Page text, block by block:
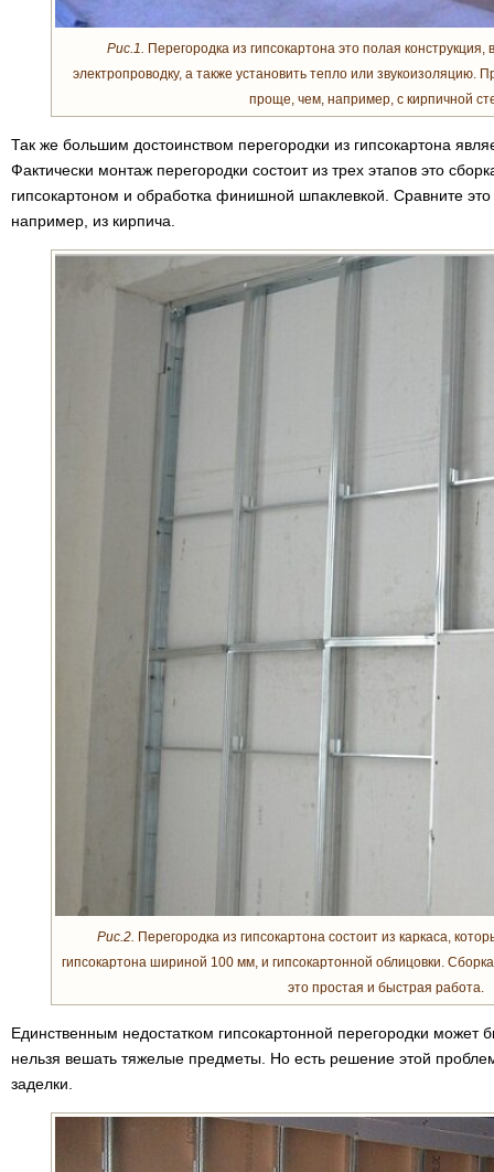
Рис.1. Перегородка из гипсокартона это полая
электропроводку, а также установить тепло или звукоизоляцию.
проще, чем, например, с кирпичной
Так же большим достоинством перегородки из гипсокартона
Фактически монтаж перегородки состоит из трех этапов это
гипсокартоном и обработка финишной шпаклевкой. Сравните это
например, из кирпича.
Рис.2. Перегородка из гипсокартона состоит из каркаса,
гипсокартона шириной 100 мм, и гипсокартонной облицовки.
это простая и быстрая работа.
Единственным недостатком гипсокартонной перегородки может
нельзя вешать тяжелые предметы. Но есть решение этой
заделки.